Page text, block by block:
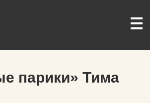
парики» Тима